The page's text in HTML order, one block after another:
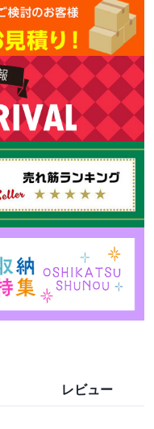
レビュー